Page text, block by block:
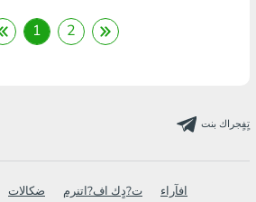
Previous
1 2 Next
تٍفٍجراك بنت
ضكالات ت?دٍك اف?اتنرم افآراء